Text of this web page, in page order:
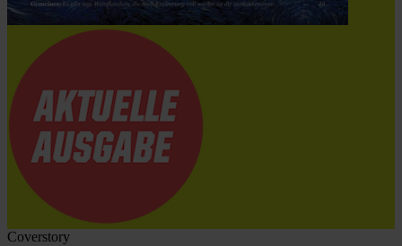
Coverstory